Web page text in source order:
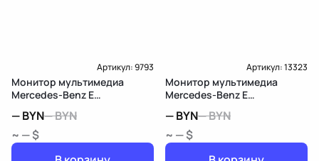
Артикул:9793
Монитор мультимедиа
Mercedes-Benz E
—BYN—BYN
~ — $
Артикул:13323
Монитор мультимедиа
Mercedes-Benz E
—BYN—BYN
~ — $